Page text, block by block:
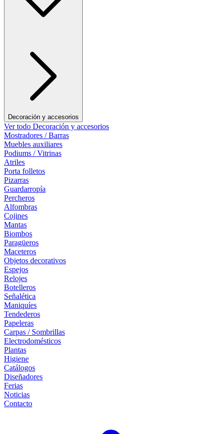
Decoración y accesorios
Ver todo Decoración y accesorios
Mostradores / Barras
Muebles auxiliares
Podiums / Vitrinas
Atriles
Porta folletos
Pizarras
Guardarropía
Percheros
Alfombras
Cojines
Mantas
Biombos
Paragüeros
Maceteros
Objetos decorativos
Espejos
Relojes
Botelleros
Señalética
Maniquíes
Tendederos
Papeleras
Carpas / Sombrillas
Electrodomésticos
Plantas
Higiene
Catálogos
Diseñadores
Ferias
Noticias
Contacto